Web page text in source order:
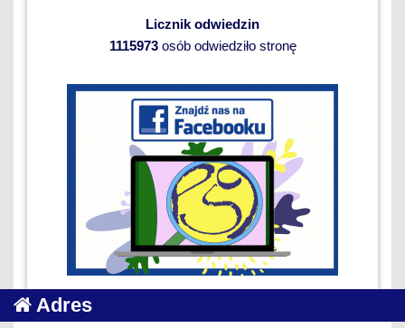
Licznik odwiedzin
1115973osób odwiedziło stronę
Adres